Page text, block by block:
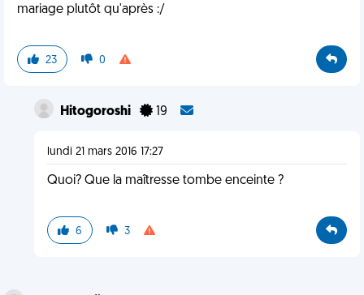
mariage plutôt qu'après :/
23 0
Hitogoroshi 19
lundi 21 mars 2016 17:27
Quoi? Que la maîtresse tombe enceinte ?
6 3